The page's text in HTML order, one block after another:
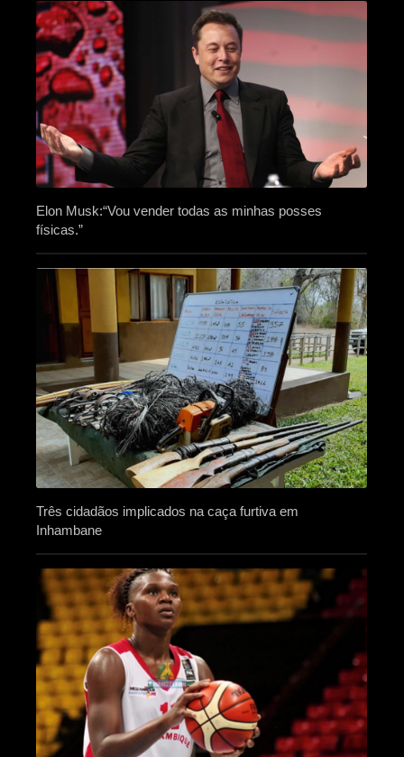
Elon Musk:“Vou vender todas as minhas posses
físicas.”
Três cidadãos implicados na caça furtiva em
Inhambane